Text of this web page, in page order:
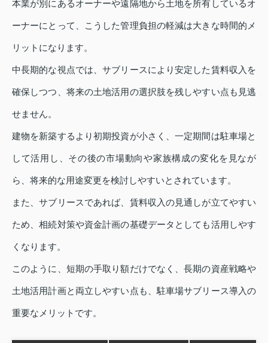
本業が別にあるオーナーや遠隔地から土地を所有しているオ
ーナーにとって、こうした管理負担の軽減は大きな時間的メ
リットになります。
中長期的な視点では、サブリースにより安定した賃料収入を
確保しつつ、将来の土地活用の選択肢を残しやすい点も見逃
せません。
建物を新築するより初期投資が小さく、一定期間は駐車場と
して活用し、その後の市場動向や家族構成の変化を見なが
ら、将来的な用途変更を検討しやすいとされています。
また、サブリースであれば、賃料収入の見通しが立てやすい
ため、相続対策や資金計画の基礎データとしても活用しやす
くなります。
このように、短期の手取り額だけでなく、長期の資産戦略や
土地活用計画と両立しやすい点も、駐車場サブリース導入の
重要なメリットです。